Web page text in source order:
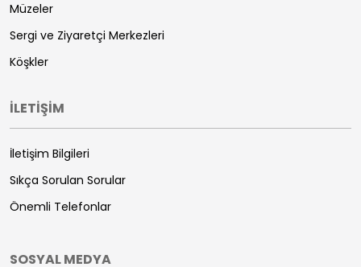
Müzeler
Sergi ve Ziyaretçi Merkezleri
Köşkler
İLETİŞİM
İletişim Bilgileri
Sıkça Sorulan Sorular
Önemli Telefonlar
SOSYAL MEDYA